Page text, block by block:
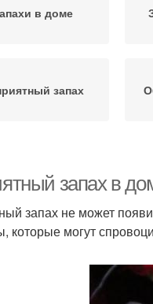
в доме
запах
запах в
запах не может
которые могут